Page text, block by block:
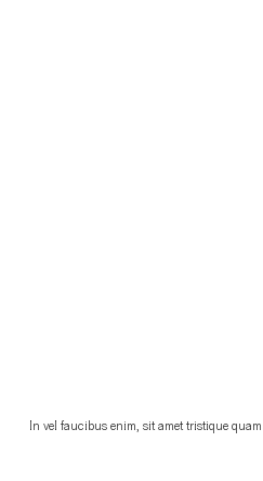
In vel faucibus enim, sit amet tristique quam